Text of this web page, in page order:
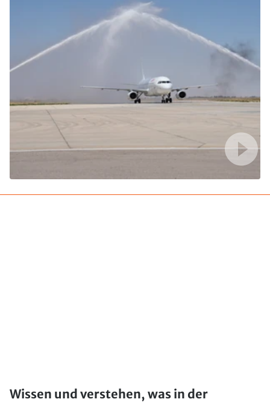
Wissen und verstehen, was in der